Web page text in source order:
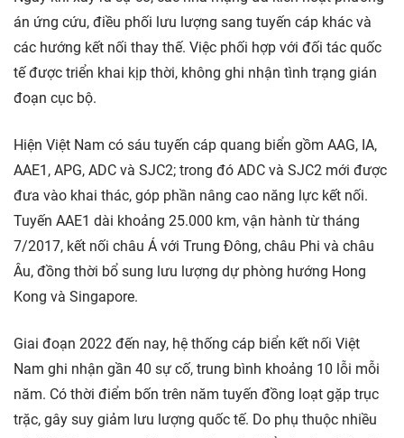
án ứng cứu, điều phối lưu lượng sang tuyến cáp khác và
các hướng kết nối thay thế. Việc phối hợp với đối tác quốc
tế được triển khai kịp thời, không ghi nhận tình trạng gián
đoạn cục bộ.
Hiện Việt Nam có sáu tuyến cáp quang biển gồm AAG, IA,
AAE1, APG, ADC và SJC2; trong đó ADC và SJC2 mới được
đưa vào khai thác, góp phần nâng cao năng lực kết nối.
Tuyến AAE1 dài khoảng 25.000 km, vận hành từ tháng
7/2017, kết nối châu Á với Trung Đông, châu Phi và châu
Âu, đồng thời bổ sung lưu lượng dự phòng hướng Hong
Kong và Singapore.
Giai đoạn 2022 đến nay, hệ thống cáp biển kết nối Việt
Nam ghi nhận gần 40 sự cố, trung bình khoảng 10 lỗi mỗi
năm. Có thời điểm bốn trên năm tuyến đồng loạt gặp trục
trặc, gây suy giảm lưu lượng quốc tế. Do phụ thuộc nhiều